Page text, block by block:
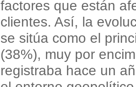
factores que están
clientes. Así, la
se sitúa como el
(38%), muy por
registraba hace un